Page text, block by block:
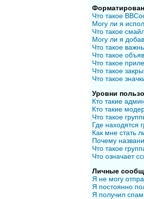
Что такое
Могу ли я
Что такое
Могу ли я
Что такое
Что такое
Что такое
Что такое
Что такое
Уровни
Кто такие
Кто такие
Что такое
Где находятся
Как мне стать
Почему
Что такое
Что означает
Личные
Я не могу
Я постоянно
Я получил